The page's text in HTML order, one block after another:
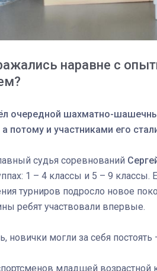
наравне с
очередной шахматно-
потому и участниками его
судья соревнований
1 – 4 классы и 5 – 9
турниров подросло новое
ребят участвовали впервые.
новички могли за себя
младшей возрастной